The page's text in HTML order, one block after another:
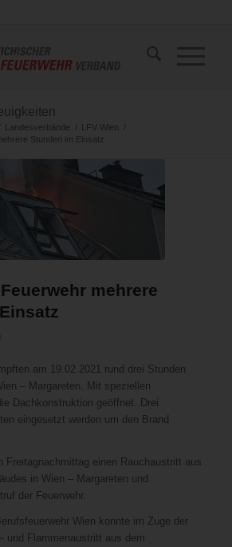
/ Landesverbände / LFV Wien
/
Stunden im Einsatz
mehrere
am 19.02.2021 rund drei Stunden
– Margareten. Mit speziellen
Dachkonstruktion geöffnet. Drei
eingesetzt werden um den Brand
Freitagnachmittag einen Rauchaustritt aus
in Wien – Margareten und
der Feuerwehr.
Wien konnte im Zuge der
und Flammenaustritt aus dem